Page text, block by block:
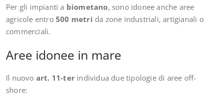
Per gli impianti a biometano, sono idonee anche aree
agricole entro 500 metri da zone industriali, artigianali o
commerciali.
Aree idonee in mare
Il nuovo art. 11-ter individua due tipologie di aree off-
shore: